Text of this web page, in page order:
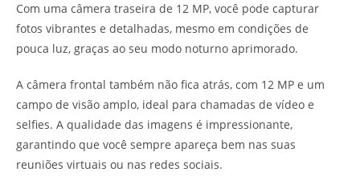
Com uma câmera traseira de 12 MP, você pode capturar
fotos vibrantes e detalhadas, mesmo em condições de
pouca luz, graças ao seu modo noturno aprimorado.
A câmera frontal também não fica atrás, com 12 MP e um
campo de visão amplo, ideal para chamadas de vídeo e
selfies. A qualidade das imagens é impressionante,
garantindo que você sempre apareça bem nas suas
reuniões virtuais ou nas redes sociais.